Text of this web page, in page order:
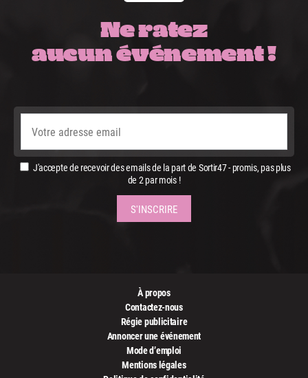
Ne ratez
aucun événement !
J'accepte de recevoir des emails de la part de Sortir47 - promis, pas plus
de 2 par mois !
À propos
Contactez-nous
Régie publicitaire
Annoncer une événement
Mode d’emploi
Mentions légales